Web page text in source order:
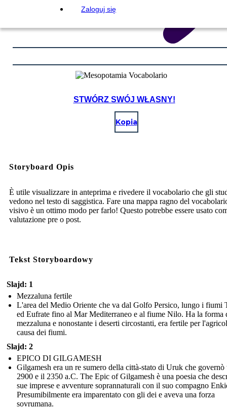
Zaloguj się
STWÓRZ SWÓJ WŁASNY!
Kopia
Storyboard Opis
È utile visualizzare in anteprima e rivedere il vocabolario che gli
vedono nel testo di saggistica. Fare una mappa ragno del
visivo è un ottimo modo per farlo! Questo potrebbe essere usato
valutazione pre o post.
Tekst Storyboardowy
Slajd: 1
Mezzaluna fertile
L'area del Medio Oriente che va dal Golfo Persico, lungo i fiumi
ed Eufrate fino al Mar Mediterraneo e al fiume Nilo. Ha la forma
mezzaluna e nonostante i deserti circostanti, era fertile per
causa dei fiumi.
Slajd: 2
EPICO DI GILGAMESH
Gilgamesh era un re sumero della città-stato di Uruk che governò
2900 e il 2350 a.C. The Epic of Gilgamesh è una poesia che
sue imprese e avventure soprannaturali con il suo compagno
Presumibilmente era imparentato con gli dei e aveva una forza
sovrumana.